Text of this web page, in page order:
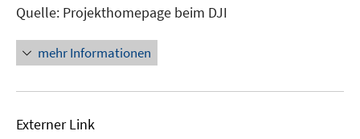
Quelle: Projekthomepage beim DJI
mehr Informationen
Externer Link